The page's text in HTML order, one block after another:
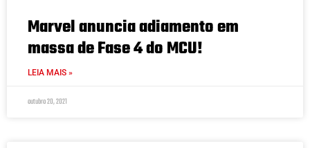
Marvel anuncia adiamento em
massa de Fase 4 do MCU!
LEIA MAIS »
outubro 20, 2021